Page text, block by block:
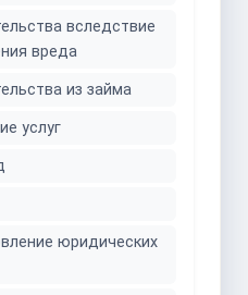
вследствие
вреда
из займа
услуг
юридических